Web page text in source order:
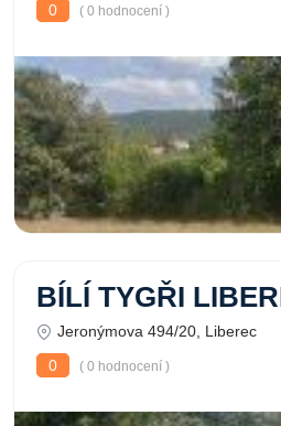
0
( 0 hodnocení )
BÍLÍ TYGŘI
Jeronýmova 494/20, Liberec
0
( 0 hodnocení )